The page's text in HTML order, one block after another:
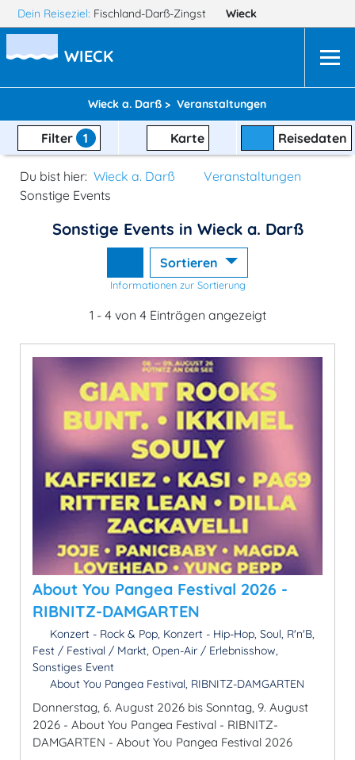
Dein Reiseziel: Fischland-Darß-Zingst Wieck
WIECK
Wieck a. Darß > Veranstaltungen
Filter 1 Karte Reisedaten
Du bist hier: Wieck a. Darß
Veranstaltungen
Sonstige Events
Sonstige Events in Wieck a. Darß
Sortieren
Informationen zur Sortierung
1 - 4 von 4 Einträgen angezeigt
About You Pangea Festival 2026 -
RIBNITZ-DAMGARTEN
Konzert - Rock & Pop, Konzert - Hip-Hop, Soul, R'n'B,
Fest / Festival / Markt, Open-Air / Erlebnisshow,
Sonstiges Event
About You Pangea Festival, RIBNITZ-DAMGARTEN
Donnerstag, 6. August 2026 bis Sonntag, 9. August
2026 - About You Pangea Festival - RIBNITZ-
DAMGARTEN - About You Pangea Festival 2026